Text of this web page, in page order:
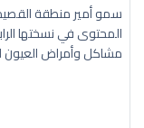
سمو أمير منطقة
المحتوى في نسختها
مشاكل وأمراض العيون